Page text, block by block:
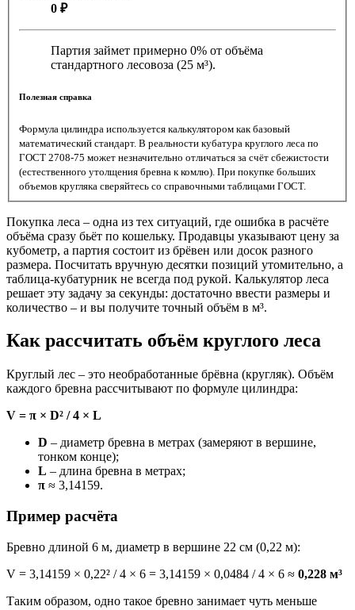
0 ₽
Партия займет примерно 0% от объёма
стандартного лесовоза (25 м³).
Полезная справка
Формула цилиндра используется калькулятором как базовый
математический стандарт. В реальности кубатура круглого леса по
ГОСТ 2708-75 может незначительно отличаться за счёт сбежистости
(естественного утолщения бревна к комлю). При покупке больших
объемов кругляка сверяйтесь со справочными таблицами ГОСТ.
Покупка леса – одна из тех ситуаций, где ошибка в расчёте
объёма сразу бьёт по кошельку. Продавцы указывают цену за
кубометр, а партия состоит из брёвен или досок разного
размера. Посчитать вручную десятки позиций утомительно, а
таблица-кубатурник не всегда под рукой. Калькулятор леса
решает эту задачу за секунды: достаточно ввести размеры и
количество – и вы получите точный объём в м³.
Как рассчитать объём круглого леса
Круглый лес – это необработанные брёвна (кругляк). Объём
каждого бревна рассчитывают по формуле цилиндра:
V = π × D² / 4 × L
D – диаметр бревна в метрах (замеряют в вершине,
тонком конце);
L – длина бревна в метрах;
π ≈ 3,14159.
Пример расчёта
Бревно длиной 6 м, диаметр в вершине 22 см (0,22 м):
V = 3,14159 × 0,22² / 4 × 6 = 3,14159 × 0,0484 / 4 × 6 ≈ 0,228 м³
Таким образом, одно такое бревно занимает чуть меньше